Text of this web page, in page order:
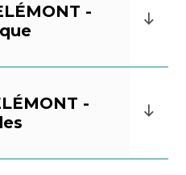
-
-